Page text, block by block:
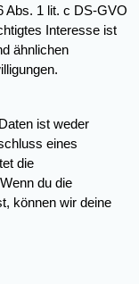
Abs. 1 lit. c DS-GVO
Interesse ist
ähnlichen
ist weder
eines
die
du die
können wir deine